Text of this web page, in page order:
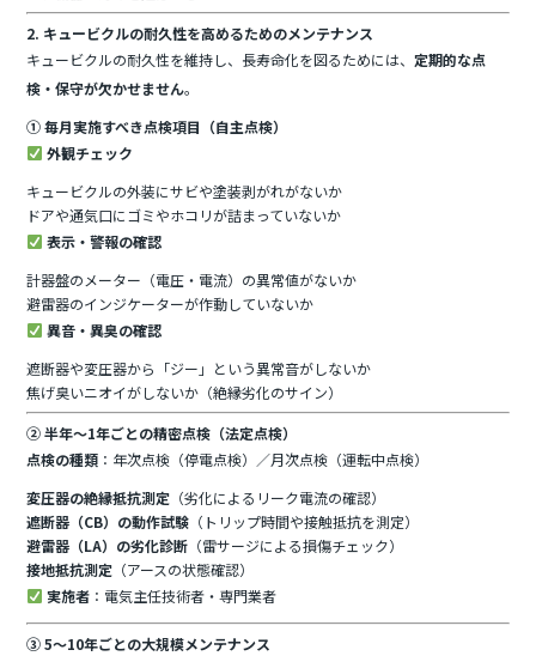
2. キュービクルの耐久性を高めるためのメンテナンス
キュービクルの耐久性を維持し、長寿命化を図るためには、定期的な点
検・保守が欠かせません。
① 毎月実施すべき点検項目（自主点検）
外観チェック
キュービクルの外装にサビや塗装剥がれがないか
ドアや通気口にゴミやホコリが詰まっていないか
表示・警報の確認
計器盤のメーター（電圧・電流）の異常値がないか
避雷器のインジケーターが作動していないか
異音・異臭の確認
遮断器や変圧器から「ジー」という異常音がしないか
焦げ臭いニオイがしないか（絶縁劣化のサイン）
② 半年～1年ごとの精密点検（法定点検）
点検の種類 ：年次点検（停電点検）／月次点検（運転中点検）
変圧器の絶縁抵抗測定 （劣化によるリーク電流の確認）
遮断器（CB）の動作試験 （トリップ時間や接触抵抗を測定）
避雷器（LA）の劣化診断 （雷サージによる損傷チェック）
接地抵抗測定 （アースの状態確認）
実施者 ：電気主任技術者・専門業者
③ 5～10年ごとの大規模メンテナンス